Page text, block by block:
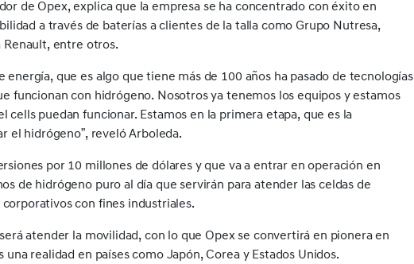
de Opex, explica que la empresa se ha concentrado con éxito en
a través de baterías a clientes de la talla como Grupo Nutresa,
Renault, entre otros.
energía, que es algo que tiene más de 100 años ha pasado de tecnologías
funcionan con hidrógeno. Nosotros ya tenemos los equipos y estamos
cells puedan funcionar. Estamos en la primera etapa, que es la
el hidrógeno”, reveló Arboleda.
por 10 millones de dólares y que va a entrar en operación en
de hidrógeno puro al día que servirán para atender las celdas de
con fines industriales.
atender la movilidad, con lo que Opex se convertirá en pionera en
realidad en países como Japón, Corea y Estados Unidos.